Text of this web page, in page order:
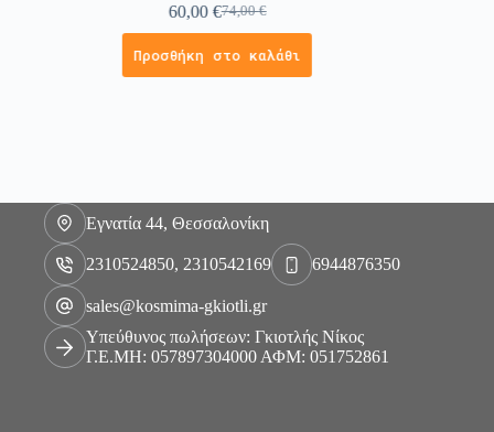
74,00€
60,00 €
Προσθήκη στο καλάθι
Εγνατία 44, Θεσσαλονίκη
2310524850, 2310542169 6944876350
sales@kosmima-gkiotli.gr
Υπεύθυνος πωλήσεων: Γκιοτλής Νίκος
Γ.Ε.ΜΗ: 057897304000 ΑΦΜ: 051752861